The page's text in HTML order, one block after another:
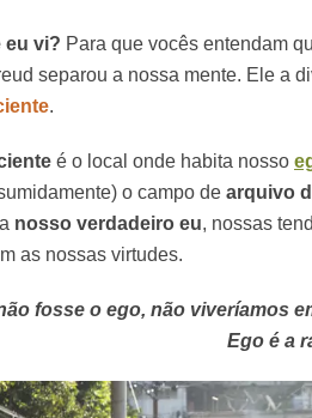
eu vi? Para que vocês entendam
separou a nossa mente. Ele a
.
é o local onde habita nosso
o campo de arquivo
nosso verdadeiro eu, nossas
as nossas virtudes.
fosse o ego, não viveríamos
Ego é a